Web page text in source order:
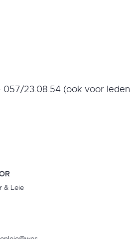
057/23.08.54 (ook voor leden
& Leie